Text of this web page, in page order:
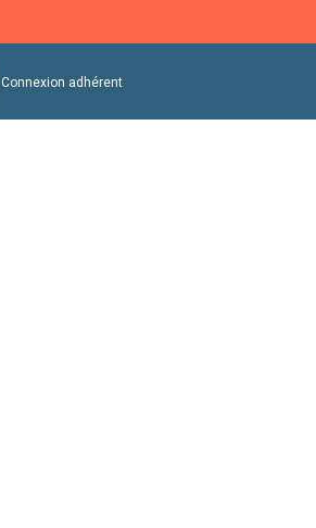
Connexion adhérent